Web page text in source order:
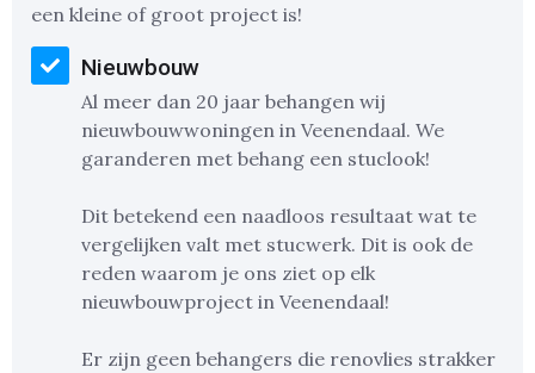
een kleine of groot project is!
Nieuwbouw
Al meer dan 20 jaar behangen wij
nieuwbouwwoningen in Veenendaal. We
garanderen met behang een stuclook!
Dit betekend een naadloos resultaat wat te
vergelijken valt met stucwerk. Dit is ook de
reden waarom je ons ziet op elk
nieuwbouwproject in Veenendaal!
Er zijn geen behangers die renovlies strakker